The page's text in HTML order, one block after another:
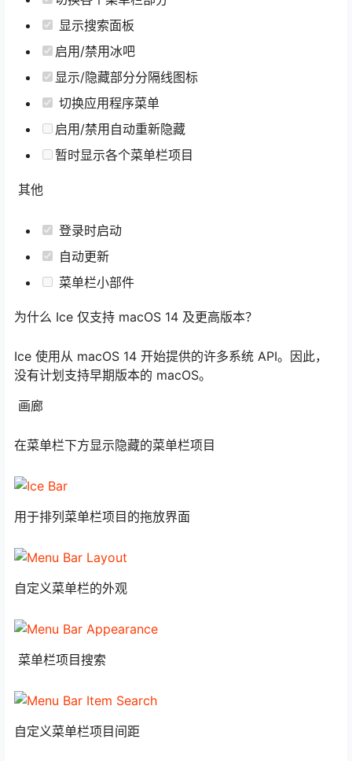
显示搜索面板
启用/禁用冰吧
显示/隐藏部分分隔线图标
切换应用程序菜单
启用/禁用自动重新隐藏
暂时显示各个菜单栏项目
其他
登录时启动
自动更新
菜单栏小部件
为什么 Ice 仅支持 macOS 14 及更高版本？
Ice 使用从 macOS 14 开始提供的许多系统 API。因此，
没有计划支持早期版本的 macOS。
画廊
在菜单栏下方显示隐藏的菜单栏项目
用于排列菜单栏项目的拖放界面
自定义菜单栏的外观
菜单栏项目搜索
自定义菜单栏项目间距